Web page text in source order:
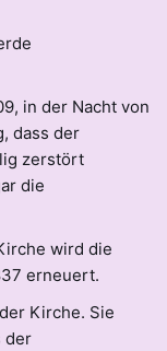
in der Nacht von
dass der
zerstört
die
wird die
erneuert.
Kirche. Sie
der